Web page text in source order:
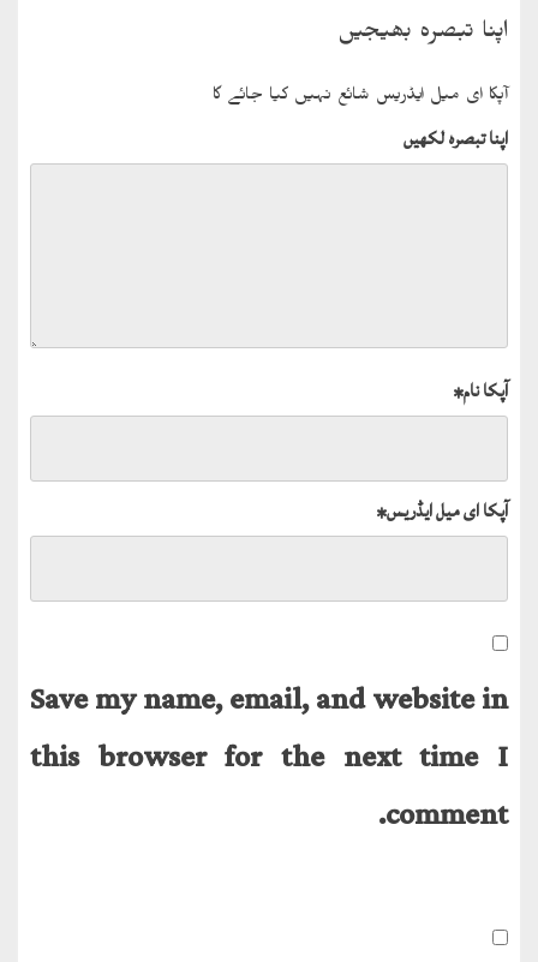
اپنا تبصرہ بھیجیں
آپکا ای میل ایڈریس شائع نہیں کیا جائے گا
اپنا تبصرہ لکھیں
آپکا نام*
آپکا ای میل ایڈریس*
Save my name, email, and website in
this browser for the next time I
comment.